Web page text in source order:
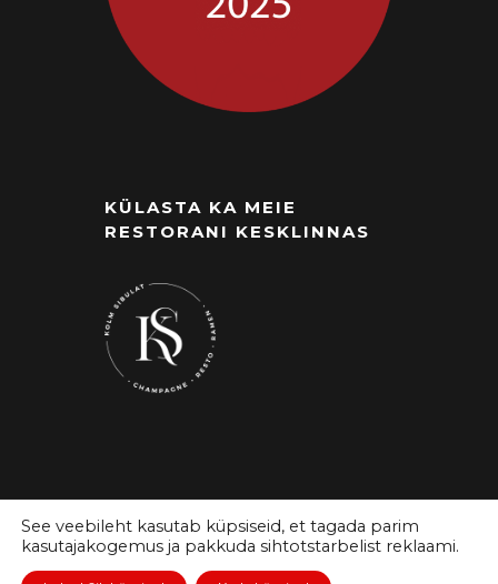
KÜLASTA KA MEIE
RESTORANI KESKLINNAS
See veebileht kasutab küpsiseid, et tagada parim
kasutajakogemus ja pakkuda sihtotstarbelist reklaami.